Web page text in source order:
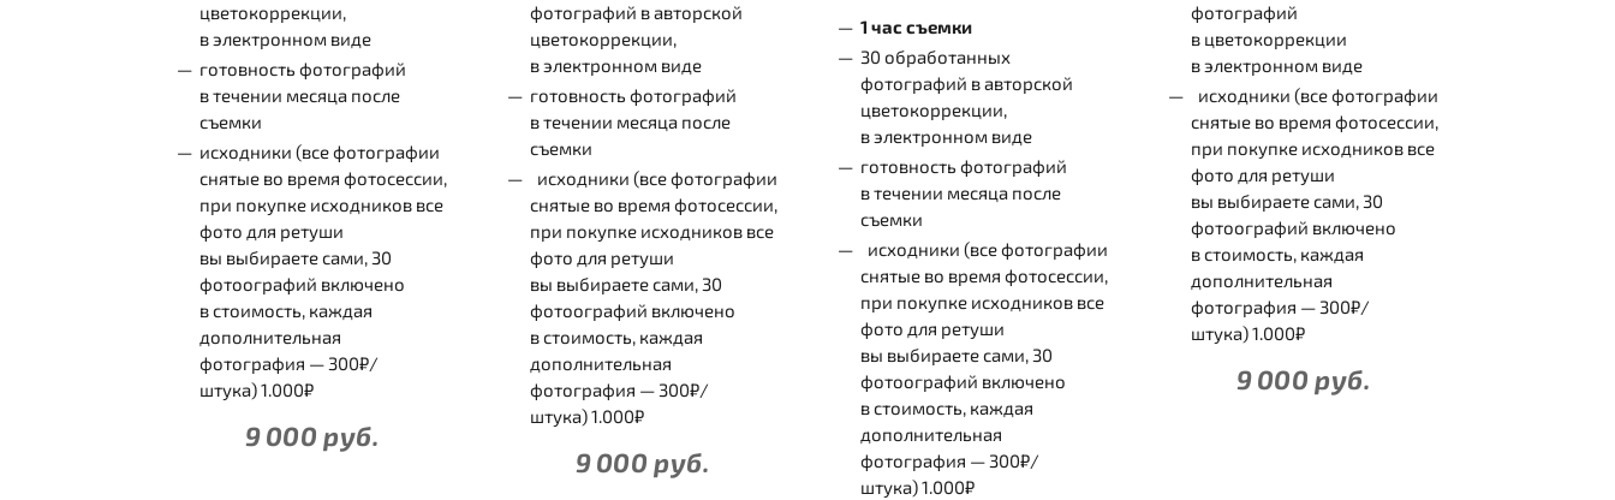
цветокоррекции,
в электронном виде
готовность фотографий
в течении месяца после
съемки
исходники (все фотографии
снятые во время фотосессии,
при покупке исходников все
фото для ретуши
вы выбираете сами, 30
фотоографий включено
в стоимость, каждая
дополнительная
фотография — 300₽/
штука) 1.000₽
9 000 руб.
фотографий в авторской
цветокоррекции,
в электронном виде
готовность фотографий
в течении месяца после
съемки
исходники (все фотографии
снятые во время фотосессии,
при покупке исходников все
фото для ретуши
вы выбираете сами, 30
фотоографий включено
в стоимость, каждая
дополнительная
фотография — 300₽/
штука) 1.000₽
9 000 руб.
1 час съемки
30 обработанных
фотографий в авторской
цветокоррекции,
в электронном виде
готовность фотографий
в течении месяца после
съемки
исходники (все фотографии
снятые во время фотосессии,
при покупке исходников все
фото для ретуши
вы выбираете сами, 30
фотоографий включено
в стоимость, каждая
дополнительная
фотография — 300₽/
штука) 1.000₽
фотографий
в цветокоррекции
в электронном виде
исходники (все фотографии
снятые во время фотосессии,
при покупке исходников все
фото для ретуши
вы выбираете сами, 30
фотоографий включено
в стоимость, каждая
дополнительная
фотография — 300₽/
штука) 1.000₽
9 000 руб.